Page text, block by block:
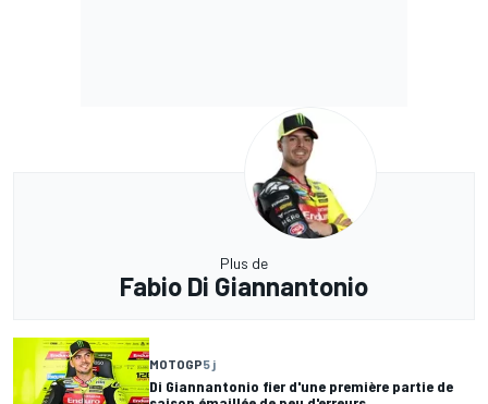
Plus de
Fabio Di Giannantonio
MOTOGP5 j
Di Giannantonio fier d'une première partie de